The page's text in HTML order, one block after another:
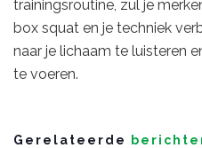
trainingsroutine, zul je
box squat en je techniek
naar je lichaam te luisteren
te voeren.
Gerelateerde